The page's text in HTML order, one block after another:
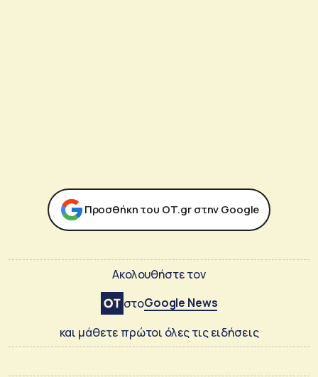
Προσθήκη του ΟΤ.gr στην Google
Ακολουθήστε τον
στοGoogle News
και μάθετε πρώτοι όλες τις ειδήσεις